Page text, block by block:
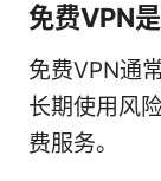
免费VPN
免费VPN通
长期使用风
费服务。